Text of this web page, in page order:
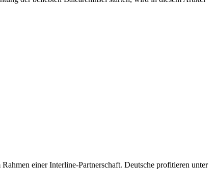
einer Interline-Partnerschaft. Deutsche profitieren unter